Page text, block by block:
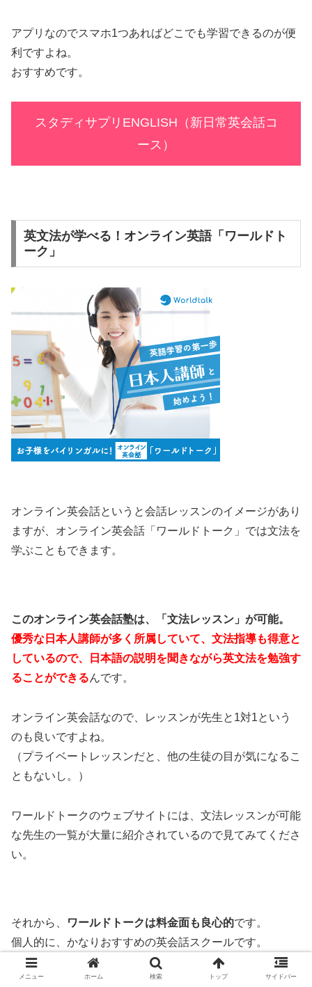
アプリなのでスマホ1つあればどこでも学習できるのが便
利ですよね。
おすすめです。
スタディサプリENGLISH（新日常英会話コ
ース）
英文法が学べる！オンライン英語「ワールドト
ーク」
オンライン英会話というと会話レッスンのイメージがあり
ますが、オンライン英会話「ワールドトーク」では文法を
学ぶこともできます。
このオンライン英会話塾は、「文法レッスン」が可能。
優秀な日本人講師が多く所属していて、文法指導も得意と
しているので、日本語の説明を聞きながら英文法を勉強す
ることができるんです。
オンライン英会話なので、レッスンが先生と1対1という
のも良いですよね。
（プライベートレッスンだと、他の生徒の目が気になるこ
ともないし。）
ワールドトークのウェブサイトには、文法レッスンが可能
な先生の一覧が大量に紹介されているので見てみてくださ
い。
それから、 ワールドトークは料金面も良心的です。
個人的に、かなりおすすめの英会話スクールです。
メニュー ホーム 検索 トップ サイドバー